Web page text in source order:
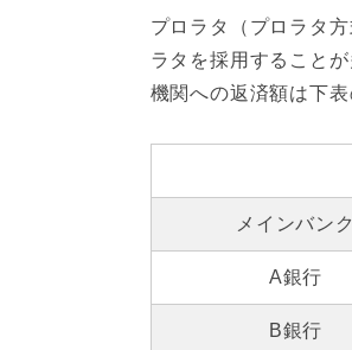
プロラタ（プロラタ
ラタを採用すること
機関への返済額は下表
メインバンク
A銀行
B銀行